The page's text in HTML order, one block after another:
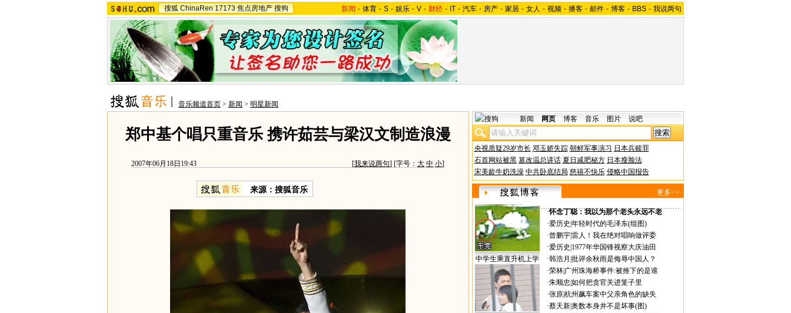
搜狐 ChinaRen 17173 焦点房地产 搜狗 新闻 - 体育 - S - 娱乐 - V - 财经 - IT - 汽车 - 房产 - 家居 - 女人 - 视频 - 播客 - 邮件 - 博客 - BBS - 我说两句
音乐频道首页 > 新闻 > 明星新闻
郑中基个唱只重音乐 携许茹芸与梁汉文制造浪漫
2007年06月18日19:43 [我来说两句] [字号： 大 中 小]
来源：搜狐音乐
新闻 网页 博客 音乐 图片 说吧
央视质疑29岁市长 邓玉娇失踪 朝鲜军事演习 日本兵赎罪
石首网站被黑 篡改温总讲话 夏日减肥秘方 日本瘦脸法
宋美龄牛奶洗澡 中共卧底结局 慈禧不快乐 侵略中国报告
更多>>
中学生乘直升机上学
·怀念丁聪：我以为那个老头永远不老
·爱历史 年轻时代的毛泽东(组图)
·曾鹏宇|雷人！我在绝对唱响做评委
·爱历史 1977年华国锋视察大庆油田
·韩浩月 批评余秋雨是侮辱中国人？
·荣林| 广州珠海桥事件:被推下的是谁
·朱顺忠 如何把贪官关进笼子里
·张原|杭州飙车案中父亲角色的缺失
·蔡天新|奥数本身并不是坏事(图)